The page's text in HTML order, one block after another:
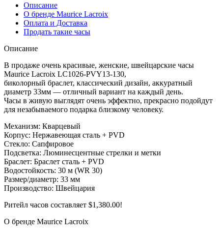
Описание
О бренде Maurice Lacroix
Оплата и Доставка
Продать такие часы
Описание
В продаже очень красивые, женские, швейцарские часы
Maurice Lacroix LC1026-PVY13-130,
биколорный браслет, классический дизайн, аккуратный
диаметр 33мм — отличный вариант на каждый день.
Часы в живую выглядят очень эффектно, прекрасно подойдут
для незабываемого подарка близкому человеку.
Механизм: Кварцевый
Корпус: Нержавеющая сталь + PVD
Стекло: Сапфировое
Подсветка: Люминесцентные стрелки и метки
Браслет: Браслет сталь + PVD
Водостойкость: 30 м (WR 30)
Размер/диаметр: 33 мм
Производство: Швейцария
Ритейл часов составляет $1,380.00!
О бренде Maurice Lacroix